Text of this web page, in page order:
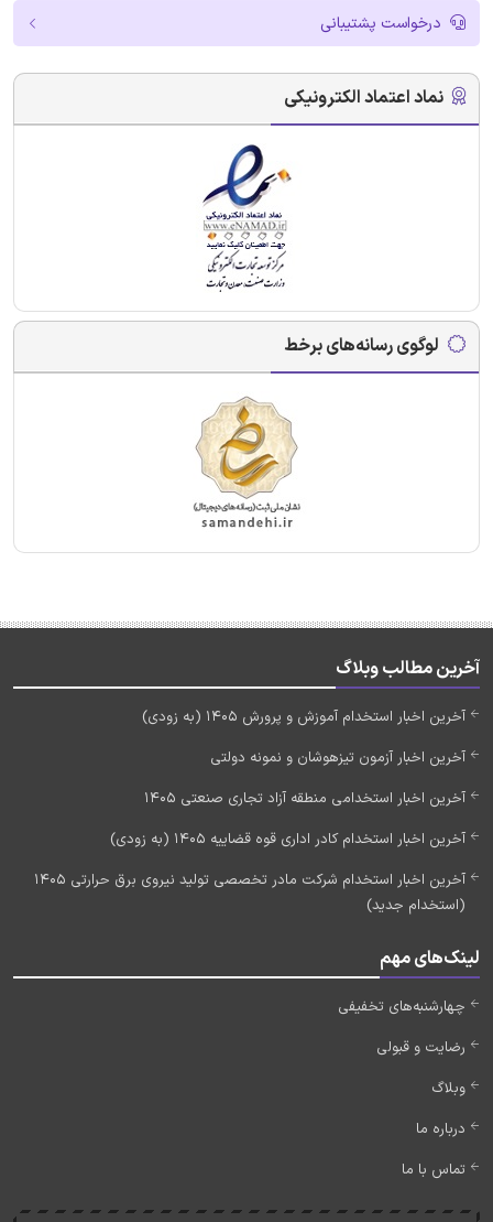
درخواست پشتیبانی
نماد اعتماد الکترونیکی
لوگوی رسانه‌های برخط
آخرین مطالب وبلاگ
آخرین اخبار استخدام آموزش و پرورش 1405 (به زودی)
آخرین اخبار آزمون تیزهوشان و نمونه دولتی
آخرین اخبار استخدامی منطقه آزاد تجاری صنعتی 1405
آخرین اخبار استخدام کادر اداری قوه قضاییه 1405 (به زودی)
آخرین اخبار استخدام شرکت مادر تخصصی تولید نیروی برق حرارتی 1405
(استخدام جدید)
لینک‌های مهم
چهارشنبه‌های تخفیفی
رضایت و قبولی
وبلاگ
درباره ما
تماس با ما